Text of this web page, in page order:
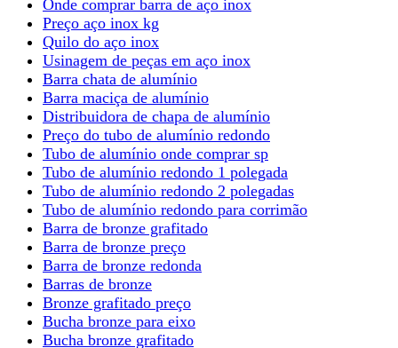
Onde comprar barra de aço inox
Preço aço inox kg
Quilo do aço inox
Usinagem de peças em aço inox
Barra chata de alumínio
Barra maciça de alumínio
Distribuidora de chapa de alumínio
Preço do tubo de alumínio redondo
Tubo de alumínio onde comprar sp
Tubo de alumínio redondo 1 polegada
Tubo de alumínio redondo 2 polegadas
Tubo de alumínio redondo para corrimão
Barra de bronze grafitado
Barra de bronze preço
Barra de bronze redonda
Barras de bronze
Bronze grafitado preço
Bucha bronze para eixo
Bucha bronze grafitado